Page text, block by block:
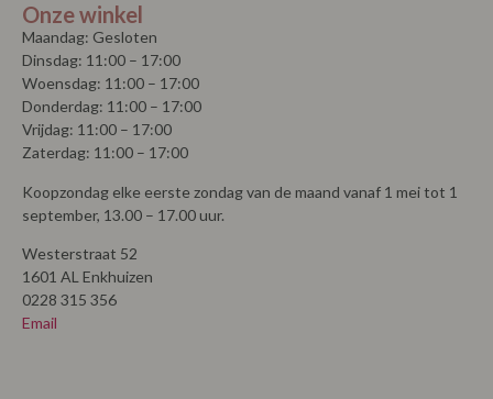
Onze winkel
Maandag: Gesloten
Dinsdag: 11:00 – 17:00
Woensdag: 11:00 – 17:00
Donderdag: 11:00 – 17:00
Vrijdag: 11:00 – 17:00
Zaterdag: 11:00 – 17:00
Koopzondag elke eerste zondag van de maand vanaf 1 mei tot 1
september, 13.00 – 17.00 uur.
Westerstraat 52
1601 AL Enkhuizen
0228 315 356
Email